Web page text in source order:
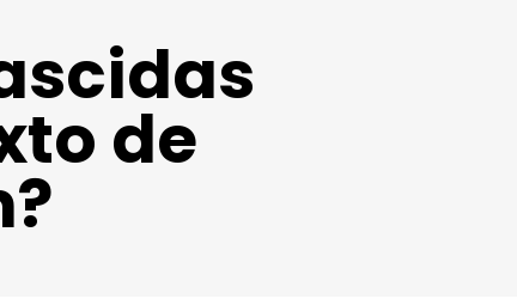
de